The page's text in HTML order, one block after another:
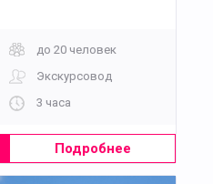
до 20 человек
Экскурсовод
3 часа
Подробнее